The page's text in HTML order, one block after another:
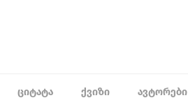
ᲪᲘᲢᲐᲢᲐ ᲥᲕᲘᲖᲘ ᲐᲕᲢᲝᲠᲔᲑᲘ